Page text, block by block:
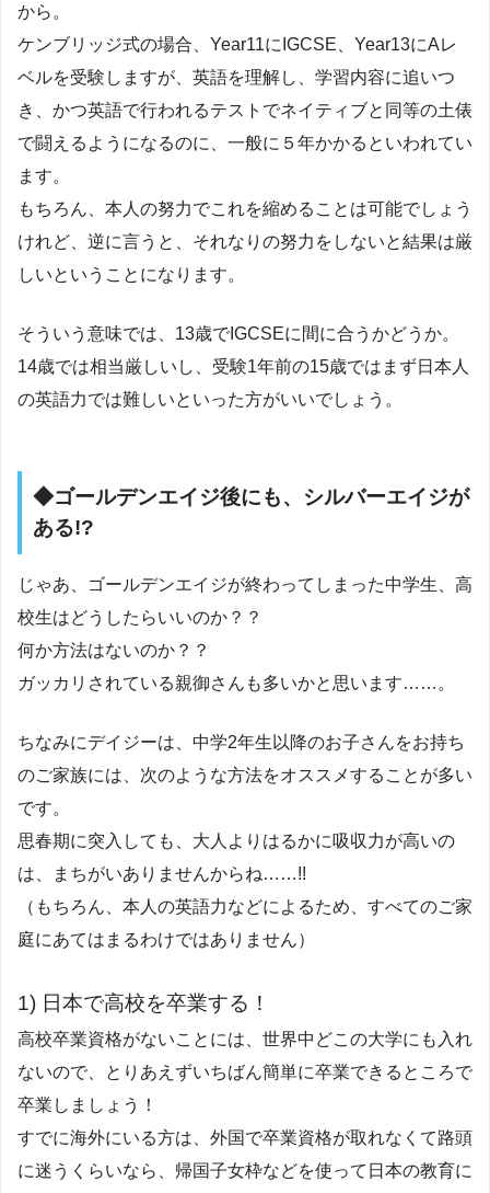
から。
ケンブリッジ式の場合、Year11にIGCSE、Year13にAレ
ベルを受験しますが、英語を理解し、学習内容に追いつ
き、かつ英語で行われるテストでネイティブと同等の土俵
で闘えるようになるのに、一般に５年かかるといわれてい
ます。
もちろん、本人の努力でこれを縮めることは可能でしょう
けれど、逆に言うと、それなりの努力をしないと結果は厳
しいということになります。
そういう意味では、13歳でIGCSEに間に合うかどうか。
14歳では相当厳しいし、受験1年前の15歳ではまず日本人
の英語力では難しいといった方がいいでしょう。
◆ゴールデンエイジ後にも、シルバーエイジが
ある!?
じゃあ、ゴールデンエイジが終わってしまった中学生、高
校生はどうしたらいいのか？？
何か方法はないのか？？
ガッカリされている親御さんも多いかと思います……。
ちなみにデイジーは、中学2年生以降のお子さんをお持ち
のご家族には、次のような方法をオススメすることが多い
です。
思春期に突入しても、大人よりはるかに吸収力が高いの
は、まちがいありませんからね……!!
（もちろん、本人の英語力などによるため、すべてのご家
庭にあてはまるわけではありません）
1) 日本で高校を卒業する！
高校卒業資格がないことには、世界中どこの大学にも入れ
ないので、とりあえずいちばん簡単に卒業できるところで
卒業しましょう！
すでに海外にいる方は、外国で卒業資格が取れなくて路頭
に迷うくらいなら、帰国子女枠などを使って日本の教育に